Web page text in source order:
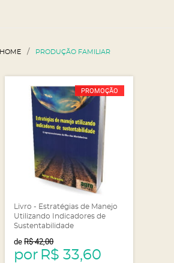
HOME PRODUÇÃO FAMILIAR
PROMOÇÃO
Livro - Estratégias de Manejo
Utilizando Indicadores de
Sustentabilidade
deR$ 42,00
por R$ 33,60